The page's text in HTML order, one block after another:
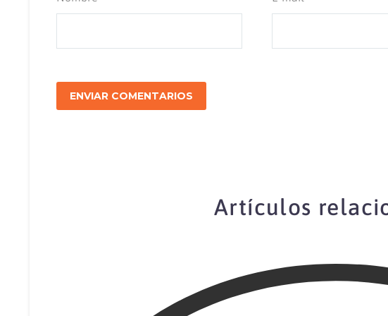
ENVIAR COMENTARIOS
Artículos